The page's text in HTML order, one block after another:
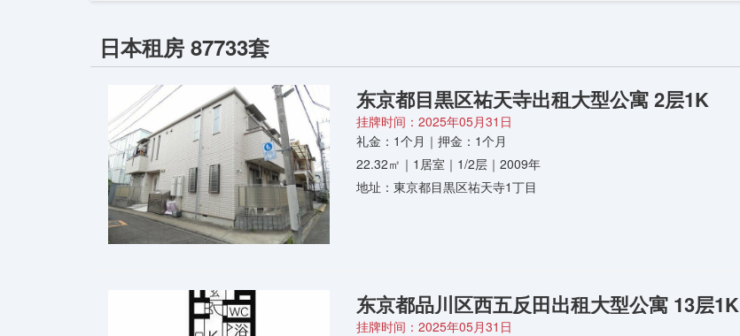
日本租房 87733套
东京都目黒区祐天寺出租大型公寓 2层1K
挂牌时间：2025年05月31日
礼金：1个月｜押金：1个月
22.32㎡｜1居室｜1/2层｜2009年
地址：東京都目黒区祐天寺1丁目
东京都品川区西五反田出租大型公寓 13层1K
挂牌时间：2025年05月31日